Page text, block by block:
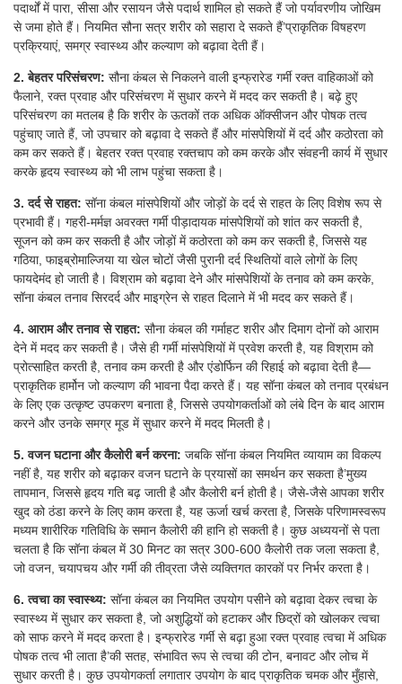
पदार्थों में पारा, सीसा और रसायन जैसे पदार्थ शामिल हो सकते हैं जो पर्यावरणीय जोखिम
से जमा होते हैं। नियमित सौना सत्र शरीर को सहारा दे सकते हैं’प्राकृतिक विषहरण
प्रक्रियाएं, समग्र स्वास्थ्य और कल्याण को बढ़ावा देती हैं।
2. बेहतर परिसंचरण: सौना कंबल से निकलने वाली इन्फ्रारेड गर्मी रक्त वाहिकाओं को
फैलाने, रक्त प्रवाह और परिसंचरण में सुधार करने में मदद कर सकती है। बढ़े हुए
परिसंचरण का मतलब है कि शरीर के ऊतकों तक अधिक ऑक्सीजन और पोषक तत्व
पहुंचाए जाते हैं, जो उपचार को बढ़ावा दे सकते हैं और मांसपेशियों में दर्द और कठोरता को
कम कर सकते हैं। बेहतर रक्त प्रवाह रक्तचाप को कम करके और संवहनी कार्य में सुधार
करके हृदय स्वास्थ्य को भी लाभ पहुंचा सकता है।
3. दर्द से राहत: सॉना कंबल मांसपेशियों और जोड़ों के दर्द से राहत के लिए विशेष रूप से
प्रभावी हैं। गहरी-मर्मज्ञ अवरक्त गर्मी पीड़ादायक मांसपेशियों को शांत कर सकती है,
सूजन को कम कर सकती है और जोड़ों में कठोरता को कम कर सकती है, जिससे यह
गठिया, फाइब्रोमाल्जिया या खेल चोटों जैसी पुरानी दर्द स्थितियों वाले लोगों के लिए
फायदेमंद हो जाती है। विश्राम को बढ़ावा देने और मांसपेशियों के तनाव को कम करके,
सॉना कंबल तनाव सिरदर्द और माइग्रेन से राहत दिलाने में भी मदद कर सकते हैं।
4. आराम और तनाव से राहत: सौना कंबल की गर्माहट शरीर और दिमाग दोनों को आराम
देने में मदद कर सकती है। जैसे ही गर्मी मांसपेशियों में प्रवेश करती है, यह विश्राम को
प्रोत्साहित करती है, तनाव कम करती है और एंडोर्फिन की रिहाई को बढ़ावा देती है—
प्राकृतिक हार्मोन जो कल्याण की भावना पैदा करते हैं। यह सॉना कंबल को तनाव प्रबंधन
के लिए एक उत्कृष्ट उपकरण बनाता है, जिससे उपयोगकर्ताओं को लंबे दिन के बाद आराम
करने और उनके समग्र मूड में सुधार करने में मदद मिलती है।
5. वजन घटाना और कैलोरी बर्न करना: जबकि सॉना कंबल नियमित व्यायाम का विकल्प
नहीं है, यह शरीर को बढ़ाकर वजन घटाने के प्रयासों का समर्थन कर सकता है’मुख्य
तापमान, जिससे हृदय गति बढ़ जाती है और कैलोरी बर्न होती है। जैसे-जैसे आपका शरीर
खुद को ठंडा करने के लिए काम करता है, यह ऊर्जा खर्च करता है, जिसके परिणामस्वरूप
मध्यम शारीरिक गतिविधि के समान कैलोरी की हानि हो सकती है। कुछ अध्ययनों से पता
चलता है कि सॉना कंबल में 30 मिनट का सत्र 300-600 कैलोरी तक जला सकता है,
जो वजन, चयापचय और गर्मी की तीव्रता जैसे व्यक्तिगत कारकों पर निर्भर करता है।
6. त्वचा का स्वास्थ्य: सॉना कंबल का नियमित उपयोग पसीने को बढ़ावा देकर त्वचा के
स्वास्थ्य में सुधार कर सकता है, जो अशुद्धियों को हटाकर और छिद्रों को खोलकर त्वचा
को साफ करने में मदद करता है। इन्फ्रारेड गर्मी से बढ़ा हुआ रक्त प्रवाह त्वचा में अधिक
पोषक तत्व भी लाता है’की सतह, संभावित रूप से त्वचा की टोन, बनावट और लोच में
सुधार करती है। कुछ उपयोगकर्ता लगातार उपयोग के बाद प्राकृतिक चमक और मुँहासे,